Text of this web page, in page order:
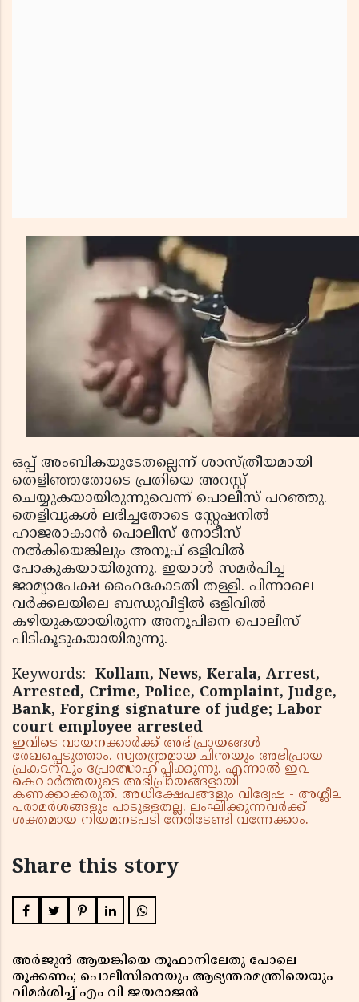
ഒപ്പ് അംബികയുടേതല്ലെന്ന് ശാസ്ത്രീയമായി
തെളിഞ്ഞതോടെ പ്രതിയെ അറസ്റ്റ്
ചെയ്യുകയായിരുന്നുവെന്ന് പൊലീസ് പറഞ്ഞു.
തെളിവുകള്‍ ലഭിച്ചതോടെ സ്റ്റേഷനില്‍
ഹാജരാകാന്‍ പൊലീസ് നോടീസ്
നല്‍കിയെങ്കിലും അനൂപ് ഒളിവില്‍
പോകുകയായിരുന്നു. ഇയാള്‍ സമര്‍പിച്ച
ജാമ്യാപേക്ഷ ഹൈകോടതി തള്ളി. പിന്നാലെ
വര്‍ക്കലയിലെ ബന്ധുവീട്ടില്‍ ഒളിവില്‍
കഴിയുകയായിരുന്ന അനൂപിനെ പൊലീസ്
പിടികൂടുകയായിരുന്നു.
Keywords: Kollam, News, Kerala, Arrest,
Arrested, Crime, Police, Complaint, Judge,
Bank, Forging signature of judge; Labor
court employee arrested
ഇവിടെ വായനക്കാർക്ക് അഭിപ്രായങ്ങൾ
രേഖപ്പെടുത്താം. സ്വതന്ത്രമായ ചിന്തയും അഭിപ്രായ
പ്രകടനവും പ്രോത്സാഹിപ്പിക്കുന്നു. എന്നാൽ ഇവ
കെവാർത്തയുടെ അഭിപ്രായങ്ങളായി
കണക്കാക്കരുത്. അധിക്ഷേപങ്ങളും വിദ്വേഷ - അശ്ലീല
പരാമർശങ്ങളും പാടുള്ളതല്ല. ലംഘിക്കുന്നവർക്ക്
ശക്തമായ നിയമനടപടി നേരിടേണ്ടി വന്നേക്കാം.
Share this story
അർജുൻ ആയങ്കിയെ തൂഫാനിലേതു പോലെ
തൂക്കണം; പൊലീസിനെയും ആഭ്യന്തരമന്ത്രിയെയും
വിമർശിച്ച് എം വി ജയരാജൻ